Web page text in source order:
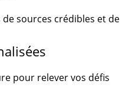
sources crédibles et de
pour relever vos défis